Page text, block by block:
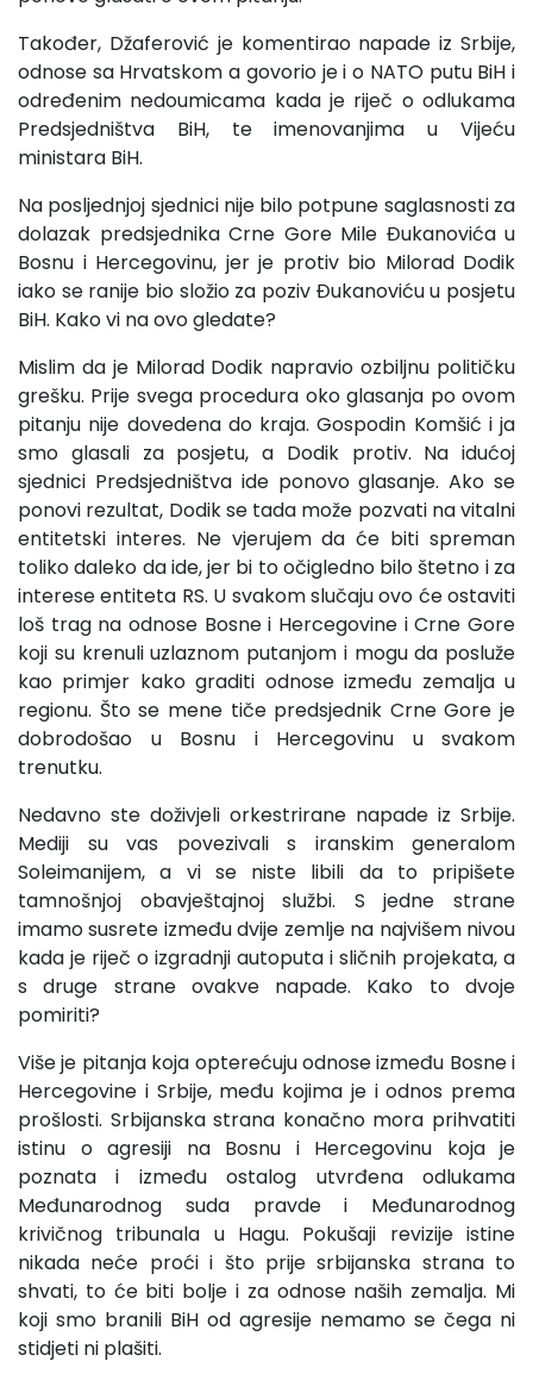
Također, Džaferović je komentirao napade iz Srbije,
odnose sa Hrvatskom a govorio je i o NATO putu BiH i
određenim nedoumicama kada je riječ o odlukama
Predsjedništva BiH, te imenovanjima u Vijeću
ministara BiH.
Na posljednjoj sjednici nije bilo potpune saglasnosti za
dolazak predsjednika Crne Gore Mile Đukanovića u
Bosnu i Hercegovinu, jer je protiv bio Milorad Dodik
iako se ranije bio složio za poziv Đukanoviću u posjetu
BiH. Kako vi na ovo gledate?
Mislim da je Milorad Dodik napravio ozbiljnu političku
grešku. Prije svega procedura oko glasanja po ovom
pitanju nije dovedena do kraja. Gospodin Komšić i ja
smo glasali za posjetu, a Dodik protiv. Na idućoj
sjednici Predsjedništva ide ponovo glasanje. Ako se
ponovi rezultat, Dodik se tada može pozvati na vitalni
entitetski interes. Ne vjerujem da će biti spreman
toliko daleko da ide, jer bi to očigledno bilo štetno i za
interese entiteta RS. U svakom slučaju ovo će ostaviti
loš trag na odnose Bosne i Hercegovine i Crne Gore
koji su krenuli uzlaznom putanjom i mogu da posluže
kao primjer kako graditi odnose između zemalja u
regionu. Što se mene tiče predsjednik Crne Gore je
dobrodošao u Bosnu i Hercegovinu u svakom
trenutku.
Nedavno ste doživjeli orkestrirane napade iz Srbije.
Mediji su vas povezivali s iranskim generalom
Soleimanijem, a vi se niste libili da to pripišete
tamnošnjoj obavještajnoj službi. S jedne strane
imamo susrete između dvije zemlje na najvišem nivou
kada je riječ o izgradnji autoputa i sličnih projekata, a
s druge strane ovakve napade. Kako to dvoje
pomiriti?
Više je pitanja koja opterećuju odnose između Bosne i
Hercegovine i Srbije, među kojima je i odnos prema
prošlosti. Srbijanska strana konačno mora prihvatiti
istinu o agresiji na Bosnu i Hercegovinu koja je
poznata i između ostalog utvrđena odlukama
Međunarodnog suda pravde i Međunarodnog
krivičnog tribunala u Hagu. Pokušaji revizije istine
nikada neće proći i što prije srbijanska strana to
shvati, to će biti bolje i za odnose naših zemalja. Mi
koji smo branili BiH od agresije nemamo se čega ni
stidjeti ni plašiti.